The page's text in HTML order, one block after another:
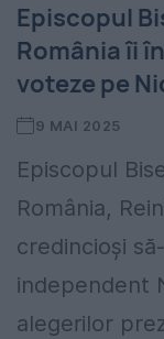
Episcopul
România îi
voteze pe
9 MAI 2025
Episcopul
România,
credincioși
independent
alegerilor